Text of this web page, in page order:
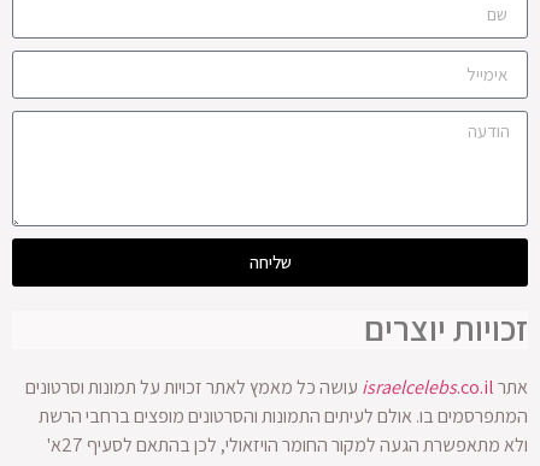
שליחה
זכויות יוצרים
אתר israelcelebs.co.il
עושה כל מאמץ לאתר זכויות על תמונות וסרטונים
המתפרסמים בו. אולם לעיתים התמונות והסרטונים מופצים ברחבי הרשת
ולא מתאפשרת הגעה למקור החומר הויזאולי, לכן בהתאם לסעיף 27א'